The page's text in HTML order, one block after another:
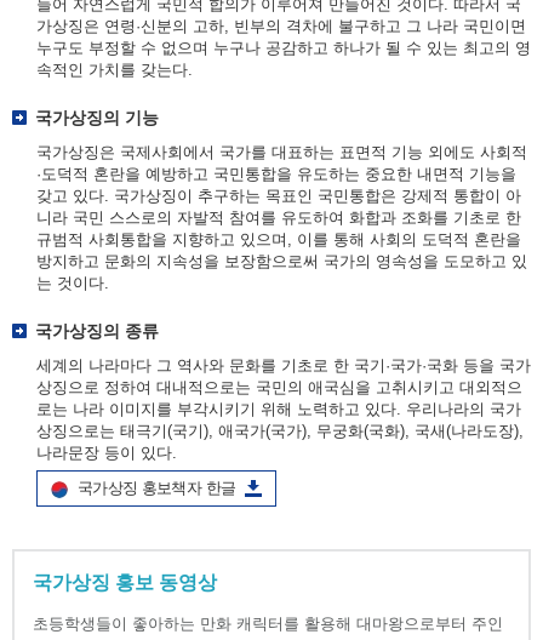
들어 자연스럽게 국민적 합의가 이루어져 만들어진 것이다. 따라서 국
가상징은 연령·신분의 고하, 빈부의 격차에 불구하고 그 나라 국민이면
누구도 부정할 수 없으며 누구나 공감하고 하나가 될 수 있는 최고의 영
속적인 가치를 갖는다.
국가상징의 기능
국가상징은 국제사회에서 국가를 대표하는 표면적 기능 외에도 사회적
·도덕적 혼란을 예방하고 국민통합을 유도하는 중요한 내면적 기능을
갖고 있다. 국가상징이 추구하는 목표인 국민통합은 강제적 통합이 아
니라 국민 스스로의 자발적 참여를 유도하여 화합과 조화를 기초로 한
규범적 사회통합을 지향하고 있으며, 이를 통해 사회의 도덕적 혼란을
방지하고 문화의 지속성을 보장함으로써 국가의 영속성을 도모하고 있
는 것이다.
국가상징의 종류
세계의 나라마다 그 역사와 문화를 기초로 한 국기·국가·국화 등을 국가
상징으로 정하여 대내적으로는 국민의 애국심을 고취시키고 대외적으
로는 나라 이미지를 부각시키기 위해 노력하고 있다. 우리나라의 국가
상징으로는 태극기(국기), 애국가(국가), 무궁화(국화), 국새(나라도장),
나라문장 등이 있다.
국가상징 홍보책자 한글
국가상징 홍보 동영상
초등학생들이 좋아하는 만화 캐릭터를 활용해 대마왕으로부터 주인